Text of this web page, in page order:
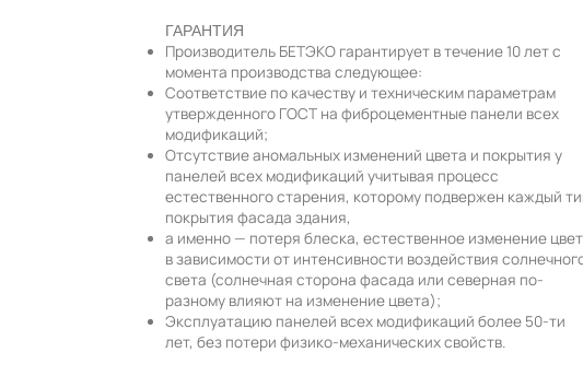
ГАРАНТИЯ
Производитель БЕТЭКО гарантирует в течение 10 лет с
момента производства следующее:
Соответствие по качеству и техническим параметрам
утвержденного ГОСТ на фиброцементные панели всех
модификаций;
Отсутствие аномальных изменений цвета и покрытия у
панелей всех модификаций учитывая процесс
естественного старения, которому подвержен каждый
покрытия фасада здания,
а именно — потеря блеска, естественное изменение
в зависимости от интенсивности воздействия
света (солнечная сторона фасада или северная по-
разному влияют на изменение цвета);
Эксплуатацию панелей всех модификаций более 50-ти
лет, без потери физико-механических свойств.